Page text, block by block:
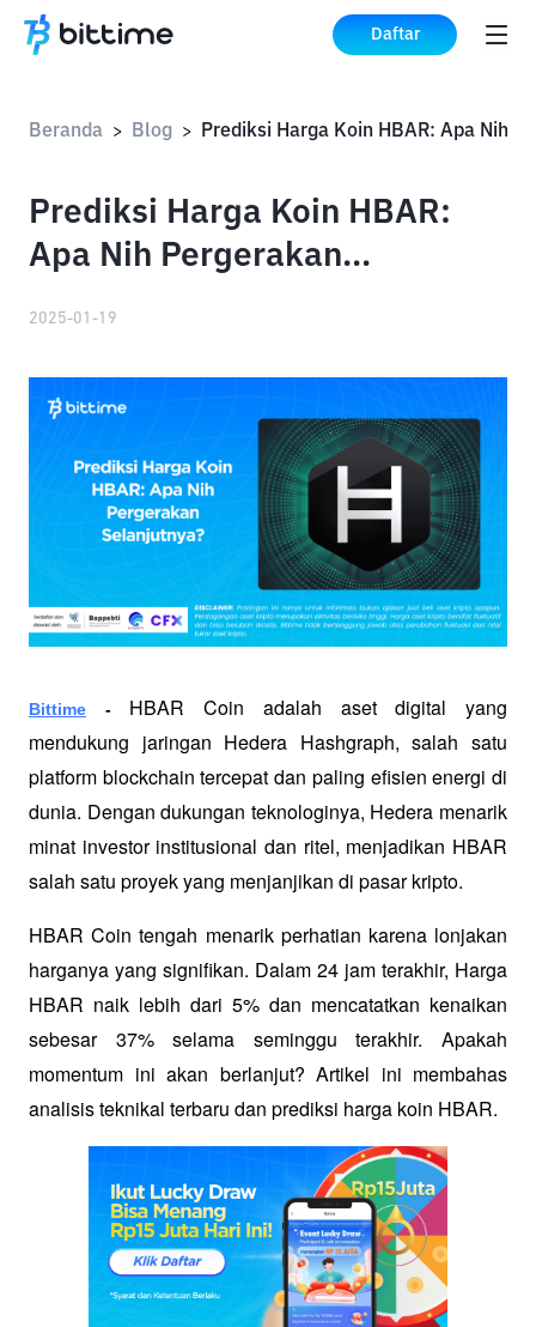
Daftar
Beranda > Blog >
Prediksi Harga Koin HBAR:
Apa Nih Pergerakan
2025-01-19
Bittime - HBAR Coin adalah aset digital yang
mendukung jaringan Hedera Hashgraph, salah satu
platform blockchain tercepat dan paling efisien energi di
dunia. Dengan dukungan teknologinya, Hedera menarik
minat investor institusional dan ritel, menjadikan HBAR
salah satu proyek yang menjanjikan di pasar kripto.
HBAR Coin tengah menarik perhatian karena lonjakan
harganya yang signifikan. Dalam 24 jam terakhir, Harga
HBAR naik lebih dari 5% dan mencatatkan kenaikan
sebesar 37% selama seminggu terakhir. Apakah
momentum ini akan berlanjut? Artikel ini membahas
analisis teknikal terbaru dan prediksi harga koin HBAR.